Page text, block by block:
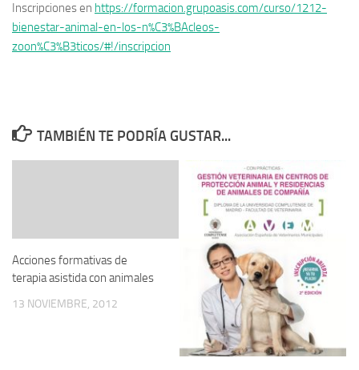
Inscripciones en https://formacion.grupoasis.com/curso/1212-
bienestar-animal-en-los-n%C3%BAcleos-
zoon%C3%B3ticos/#!/inscripcion
TAMBIÉN TE PODRÍA GUSTAR...
Acciones formativas de
terapia asistida con animales
13 NOVIEMBRE, 2012